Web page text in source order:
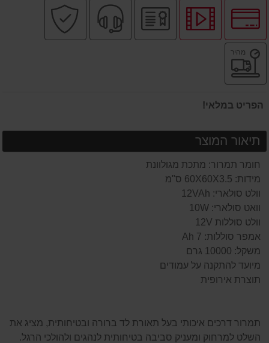
לחץ
לאפשרויות
תשלומים
לחץ
לצפיה
בסרטון
יבואן
רשמי
שירות
מקצועי
מהיר
הפריט במלאי!
תיאור המוצר
חומר תמרור: מתכת מגולוונת
מידות: 60X60X3.5 ס"מ
וולט סולארי: 12VAh
וואט סולארי: 10W
וולט סוללות 12V
אמפר סוללות: 7 Ah
משקל: 10000 גרם
מיועד להתקנה על עמודים
תוצרת אירופית
תמרור דרכים איכותי בעל תאורת לד ברורה ובטיחותית, מציג את
השלט למרחוק ומעניק סביבה בטיחותית לנהגים ולהולכי הרגל.